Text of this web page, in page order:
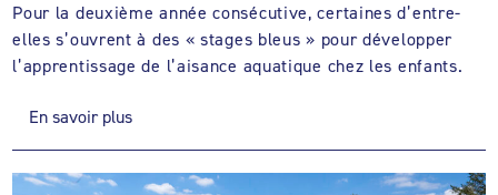
Pour la deuxième année consécutive, certaines d’entre-
elles s’ouvrent à des « stages bleus » pour développer
l’apprentissage de l’aisance aquatique chez les enfants.
En savoir plus